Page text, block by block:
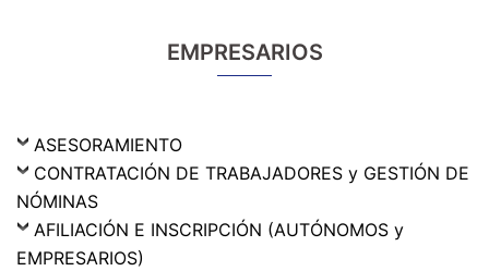
EMPRESARIOS
ASESORAMIENTO
CONTRATACIÓN DE TRABAJADORES y GESTIÓN DE
NÓMINAS
AFILIACIÓN E INSCRIPCIÓN (AUTÓNOMOS y
EMPRESARIOS)